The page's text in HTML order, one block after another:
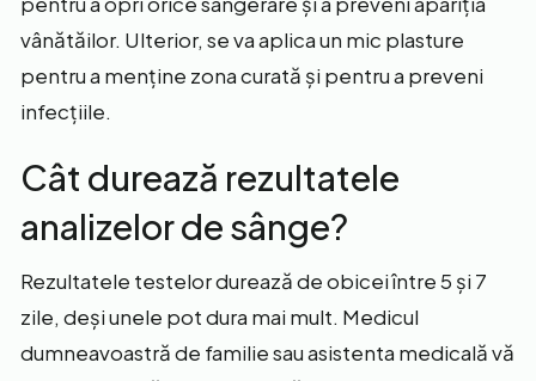
vânătăilor. Ulterior, se va aplica un mic plasture
pentru a menține zona curată și pentru a preveni
infecțiile.
Cât durează rezultatele
analizelor de sânge?
Rezultatele testelor durează de obicei între 5 și 7
zile, deși unele pot dura mai mult. Medicul
dumneavoastră de familie sau asistenta medicală vă